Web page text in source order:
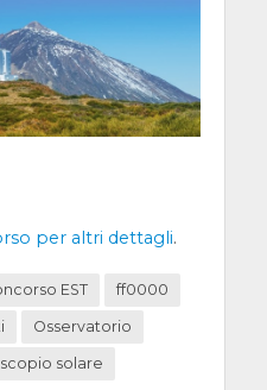
per altri dettagli.
EST ff0000
Osservatorio
solare